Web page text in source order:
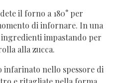
il forno a 180° per
di infornare. In una
impastando per
alla zucca.
infarinato nello spessore di